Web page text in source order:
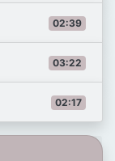
02:39
03:22
02:17